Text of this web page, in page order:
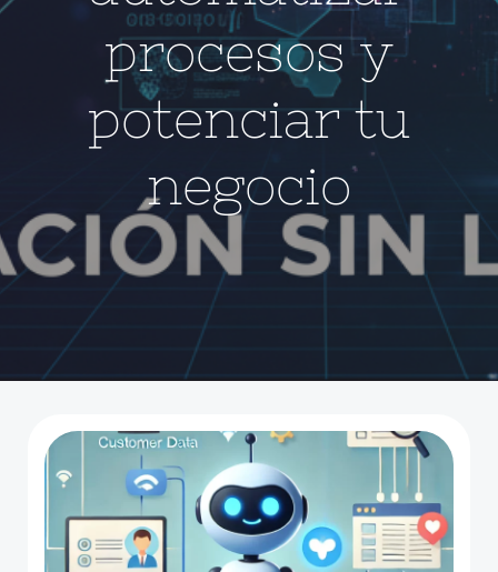
procesos y
potenciar tu
negocio